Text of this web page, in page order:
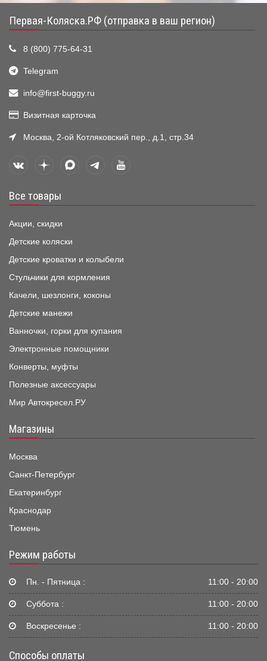
Первая-Коляска.РФ (отправка в ваш регион)
8 (800) 775-64-31
Telegram
info@first-buggy.ru
Визитная карточка
Москва, 2-ой Котляковский пер., д.1, стр.34
Все товары
Акции, скидки
Детские коляски
Детские кроватки и колыбели
Стульчики для кормления
Качели, шезлонги, коконы
Детские манежи
Ванночки, горки для купания
Электронные помощники
Конверты, муфты
Полезные аксессуары
Мир Автокресел.РУ
Магазины
Москва
Санкт-Петербург
Екатеринбург
Краснодар
Тюмень
Режим работы
Пн. - Пятница : 11:00 - 20:00
Суббота : 11:00 - 20:00
Воскресенье : 11:00 - 20:00
Способы оплаты